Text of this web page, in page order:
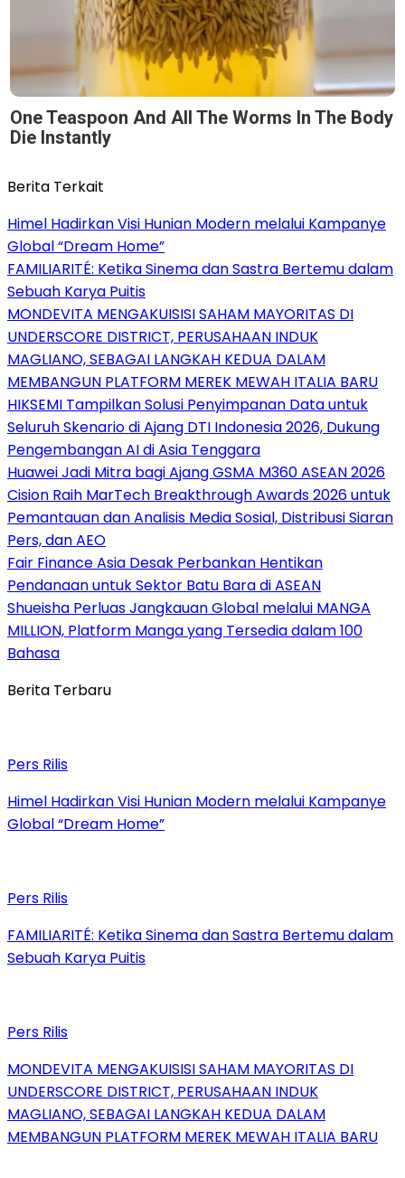
One Teaspoon And All The Worms In The Body
Die Instantly
Berita Terkait
Himel Hadirkan Visi Hunian Modern melalui Kampanye
Global “Dream Home”
FAMILIARITÉ: Ketika Sinema dan Sastra Bertemu dalam
Sebuah Karya Puitis
MONDEVITA MENGAKUISISI SAHAM MAYORITAS DI
UNDERSCORE DISTRICT, PERUSAHAAN INDUK
MAGLIANO, SEBAGAI LANGKAH KEDUA DALAM
MEMBANGUN PLATFORM MEREK MEWAH ITALIA BARU
HIKSEMI Tampilkan Solusi Penyimpanan Data untuk
Seluruh Skenario di Ajang DTI Indonesia 2026, Dukung
Pengembangan AI di Asia Tenggara
Huawei Jadi Mitra bagi Ajang GSMA M360 ASEAN 2026
Cision Raih MarTech Breakthrough Awards 2026 untuk
Pemantauan dan Analisis Media Sosial, Distribusi Siaran
Pers, dan AEO
Fair Finance Asia Desak Perbankan Hentikan
Pendanaan untuk Sektor Batu Bara di ASEAN
Shueisha Perluas Jangkauan Global melalui MANGA
MILLION, Platform Manga yang Tersedia dalam 100
Bahasa
Berita Terbaru
Pers Rilis
Himel Hadirkan Visi Hunian Modern melalui Kampanye
Global “Dream Home”
Pers Rilis
FAMILIARITÉ: Ketika Sinema dan Sastra Bertemu dalam
Sebuah Karya Puitis
Pers Rilis
MONDEVITA MENGAKUISISI SAHAM MAYORITAS DI
UNDERSCORE DISTRICT, PERUSAHAAN INDUK
MAGLIANO, SEBAGAI LANGKAH KEDUA DALAM
MEMBANGUN PLATFORM MEREK MEWAH ITALIA BARU